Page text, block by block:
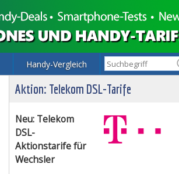
Handy-Vergleich
Aktion: Telekom DSL-Tarife
Neu: Telekom
DSL-
Aktionstarife für
Wechsler